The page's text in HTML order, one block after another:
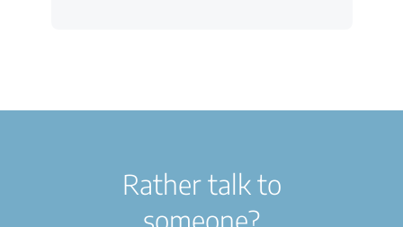
Rather talk to
someone?